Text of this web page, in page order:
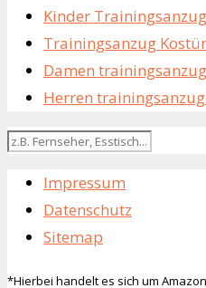
Kinder
Trainingsanzug
Damen
Herren
Impressum
Datenschutz
Sitemap
*Hierbei handelt es sich um